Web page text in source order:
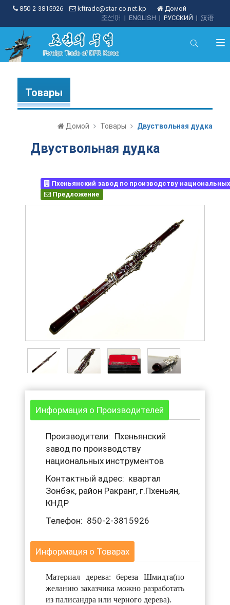
850-2-3815926 kftrade@star-co.net.kp
Домой
| 汉语
| РУССКИЙ
| ENGLISH
조선어
Товары
Домой Товары Двуствольная дудка
Двуствольная дудка
Пхеньянский завод по производству
Предложение
Информация о Производителей
Производители: Пхеньянский
завод по производству
национальных инструментов
Контактный адрес: квартал
Зонбэк, район Ракранг, г.Пхеньян,
КНДР
Телефон: 850-2-3815926
Информация о Товарах
Материал дерева: береза Шмидта(по
желанию заказчика можно разработать
из палисандра или черного дерева).